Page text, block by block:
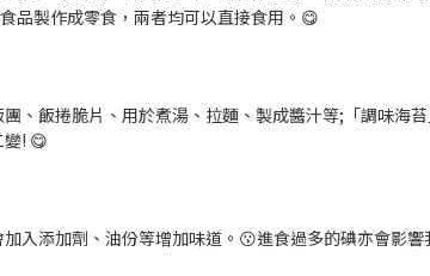
品製作成零食，兩者均可以直接食用。😋
、飯捲脆片、用於煮湯、拉麵、製成醬汁等;「調味海
! 😋
入添加劑、油份等增加味道。😗進食過多的碘亦會影